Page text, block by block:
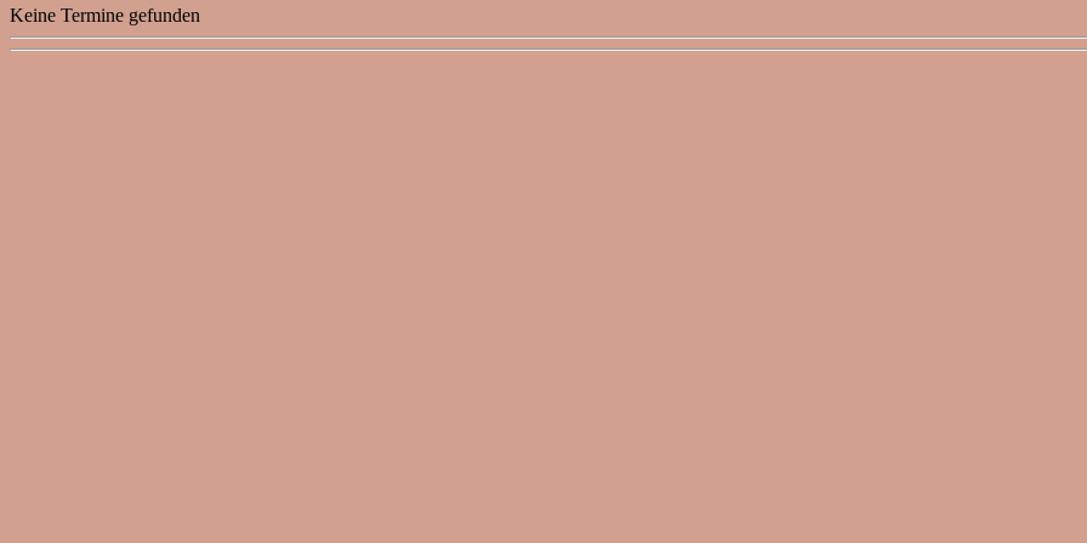
Keine Termine gefunden